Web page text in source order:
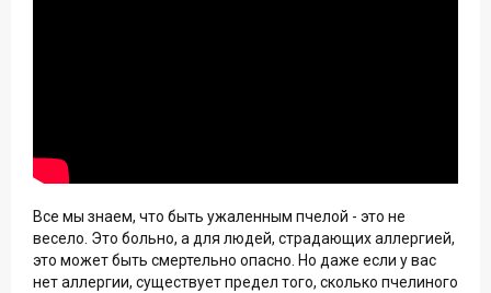
Все мы знаем, что быть ужаленным пчелой - это не
весело. Это больно, а для людей, страдающих аллергией,
это может быть смертельно опасно. Но даже если у вас
нет аллергии, существует предел того, сколько пчелиного